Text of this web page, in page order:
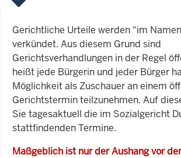
Gerichtliche Urteile werden "im
verkündet. Aus diesem Grund sind
Gerichtsverhandlungen in der Regel
heißt jede Bürgerin und jeder Bürger
Möglichkeit als Zuschauer an einem
Gerichtstermin teilzunehmen. Auf
Sie tagesaktuell die im Sozialgericht
stattfindenden Termine.
Maßgeblich ist nur der Aushang vor